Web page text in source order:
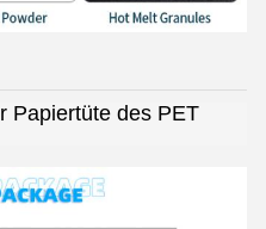
Papiertüte des PET